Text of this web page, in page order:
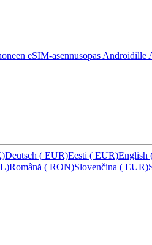
eSIM-asennusopas Androidille
Deutsch ( EUR)Eesti ( EUR)English
Română ( RON)Slovenčina ( EUR)